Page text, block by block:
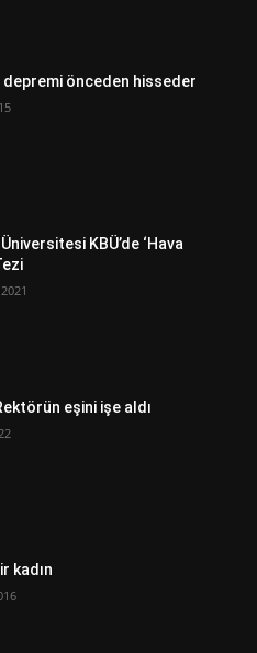
depremi önceden hisseder
KBÜ’de ‘Hava
eşini işe aldı
kadın